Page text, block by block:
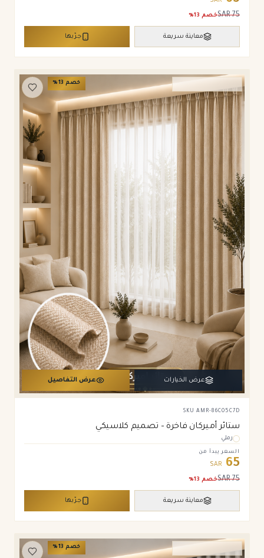
75
SARخصم 13
%
معاينة سريعة جرّبها
خصم 13
%
عرض الخيارات عرض التفاصيل
SKU AMR-86C05C7D
ستائر أميركان فاخرة – تصميم كلاسيكي
رملي
السعر يبدأ من
65
SAR
75
SARخصم 13
%
معاينة سريعة جرّبها
خصم 13
%